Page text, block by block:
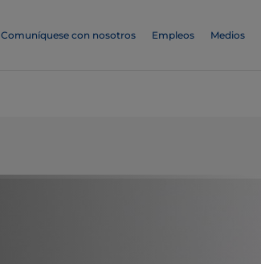
Comuníquese con nosotros Empleos Medios